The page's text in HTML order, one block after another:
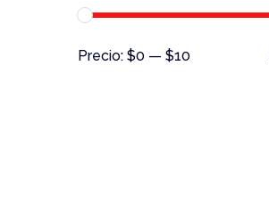
Precio: $0 — $10